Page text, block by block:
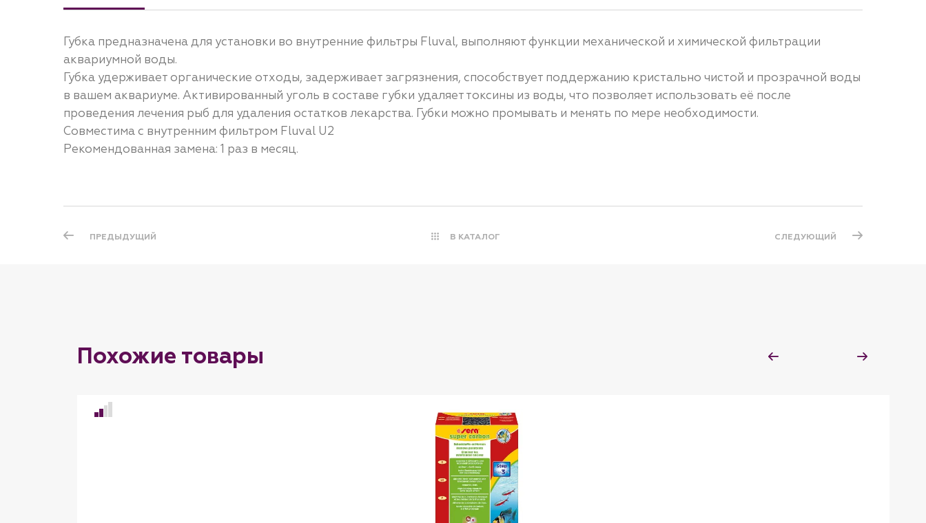
Губка предназначена для установки во внутренние фильтры Fluval, выполняют функции механической и химической фильтрации
аквариумной воды.
Губка удерживает органические отходы, задерживает загрязнения, способствует поддержанию кристально чистой и прозрачной воды
в вашем аквариуме. Активированный уголь в составе губки удаляет токсины из воды, что позволяет использовать её после
проведения лечения рыб для удаления остатков лекарства. Губки можно промывать и менять по мере необходимости.
Совместима с внутренним фильтром Fluval U2
Рекомендованная замена: 1 раз в месяц.
ПРЕДЫДУЩИЙ В КАТАЛОГ СЛЕДУЮЩИЙ
Похожие товары